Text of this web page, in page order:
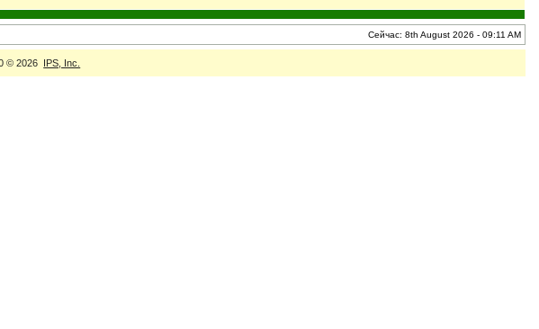
Сейчас: 8th August 2026 - 09:11 AM
© 2026 IPS, Inc.